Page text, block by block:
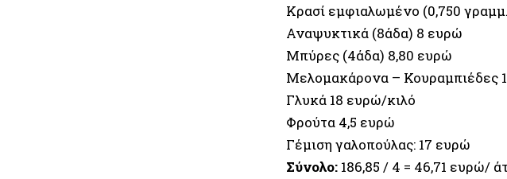
Κρασί εμφιαλωμένο (0,750
Αναψυκτικά (8άδα) 8 ευρώ
Μπύρες (4άδα) 8,80 ευρώ
Μελομακάρονα – Κουραμπιέδες
Γλυκά 18 ευρώ/κιλό
Φρούτα 4,5 ευρώ
Γέμιση γαλοπούλας: 17 ευρώ
Σύνολο: 186,85 / 4 = 46,71 ευρώ/